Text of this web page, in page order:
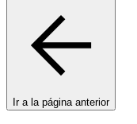
Ir a la página anterior